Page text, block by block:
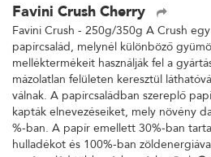
Favini Crush Cherry
Favini Crush - 250g/350g A Crush
papírcsalád, melynél különböző
melléktermékeit használják fel a
mázolatlan felületen keresztül
válnak. A papírcsaládban szereplő
kapták elnevezéseiket, mely növény
%-ban. A papír emellett 30%-ban
hulladékot és 100%-ban